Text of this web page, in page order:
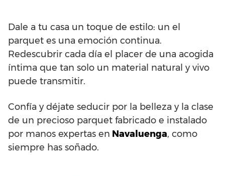
Dale a tu casa un toque de estilo: un el
parquet es una emoción continua.
Redescubrir cada día el placer de una acogida
íntima que tan solo un material natural y vivo
puede transmitir.
Confía y déjate seducir por la belleza y la clase
de un precioso parquet fabricado e instalado
por manos expertas en Navaluenga, como
siempre has soñado.